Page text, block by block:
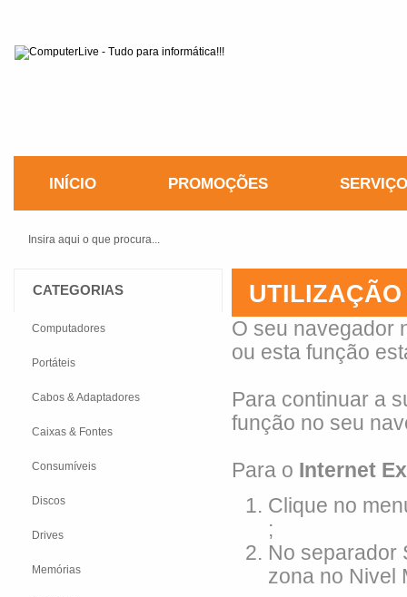
INÍCIO PROMOÇÕES
O seu navegador
ou esta função
Para continuar a
função no seu
Para o Internet
Clique no
;
No separador
zona no Nivel
CATEGORIAS
Computadores
Portáteis
Cabos & Adaptadores
Caixas & Fontes
Consumíveis
Discos
Drives
Memórias